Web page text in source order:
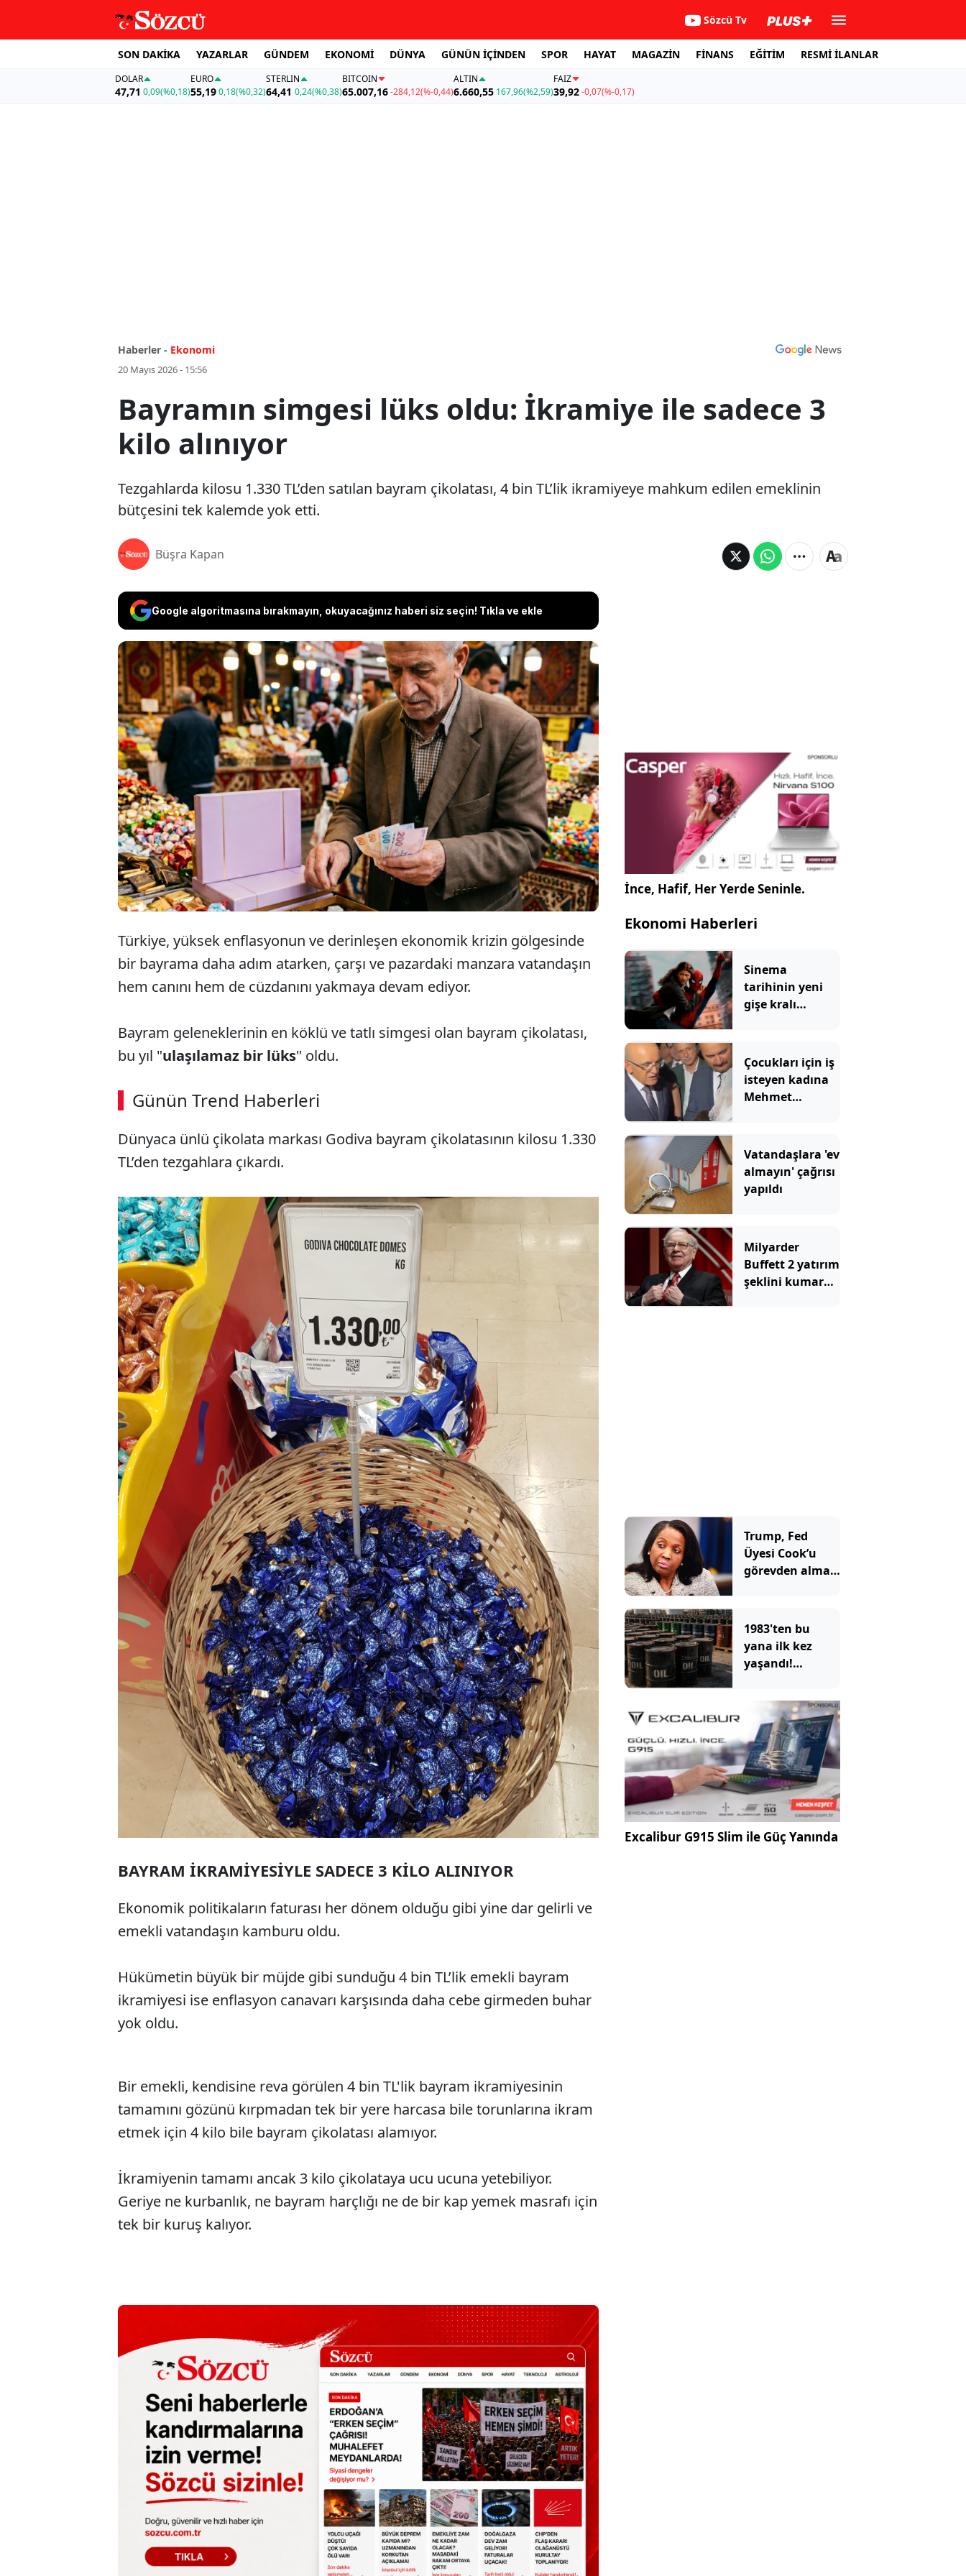
Sözcü Tv
SON DAKİKA YAZARLAR GÜNDEM EKONOMİ DÜNYA GÜNÜN İÇİNDEN SPOR HAYAT MAGAZİN FİNANS EĞİTİM RESMİ İLANLAR
DOLAR
47,71 0,09(%0,18)
EURO
55,19 0,18(%0,32)
STERLIN
64,41 0,24(%0,38)
BITCOIN
65.007,16-284,12(%-0,44)
ALTIN
6.660,55 167,96(%2,59)
FAİZ
39,92-0,07(%-0,17)
Haberler - Ekonomi
20 Mayıs 2026 - 15:56
Bayramın simgesi lüks oldu: İkramiye ile sadece 3
kilo alınıyor
Tezgahlarda kilosu 1.330 TL’den satılan bayram çikolatası, 4 bin TL’lik ikramiyeye mahkum edilen emeklinin
bütçesini tek kalemde yok etti.
Büşra Kapan
Google algoritmasına bırakmayın, okuyacağınız haberi siz seçin! Tıkla ve ekle
Tezgahlarda kilosu 1.330 TL’den satılan bayram
çikolatası, 4 bin TL’lik ikramiyeye mahkum edilen
emeklinin bütçesini tek kalemde yok etti.
Türkiye, yüksek enflasyonun ve derinleşen ekonomik krizin gölgesinde
bir bayrama daha adım atarken, çarşı ve pazardaki manzara vatandaşın
hem canını hem de cüzdanını yakmaya devam ediyor.
Bayram geleneklerinin en köklü ve tatlı simgesi olan bayram çikolatası,
bu yıl "ulaşılamaz bir lüks" oldu.
Günün Trend Haberleri
Dünyaca ünlü çikolata markası Godiva bayram çikolatasının kilosu 1.330
TL’den tezgahlara çıkardı.
BAYRAM İKRAMİYESİYLE SADECE 3 KİLO ALINIYOR
Ekonomik politikaların faturası her dönem olduğu gibi yine dar gelirli ve
emekli vatandaşın kamburu oldu.
Hükümetin büyük bir müjde gibi sunduğu 4 bin TL’lik emekli bayram
ikramiyesi ise enflasyon canavarı karşısında daha cebe girmeden buhar
yok oldu.
Bir emekli, kendisine reva görülen 4 bin TL'lik bayram ikramiyesinin
tamamını gözünü kırpmadan tek bir yere harcasa bile torunlarına ikram
etmek için 4 kilo bile bayram çikolatası alamıyor.
İkramiyenin tamamı ancak 3 kilo çikolataya ucu ucuna yetebiliyor.
Geriye ne kurbanlık, ne bayram harçlığı ne de bir kap yemek masrafı için
tek bir kuruş kalıyor.
İnce, Hafif, Her Yerde Seninle.
Ekonomi Haberleri
Sinema
tarihinin yeni
gişe kralı
geçti
Çocukları için iş
isteyen kadına
Mehmet
Vatandaşlara 'ev
almayın' çağrısı
yapıldı
Milyarder
Buffett 2 yatırım
şeklini kumara
Trump, Fed
Üyesi Cook’u
görevden alma
1983'ten bu
yana ilk kez
yaşandı!
depoları hızla
eriyor
Excalibur G915 Slim ile Güç Yanında